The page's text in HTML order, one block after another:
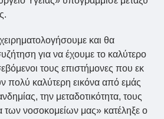
και θα
για να έχουμε το καλύτερο
τους επιστήμονες που εκ
πολύ καλύτερη εικόνα από εμάς
την μεταδοτικότητα, τους
των νοσοκομείων μας» κατέληξε ο